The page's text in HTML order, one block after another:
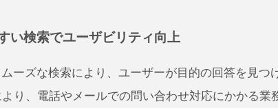
い検索でユーザビリティ向上
ーズな検索により、ユーザーが目的の回答を見つ
より、電話やメールでの問い合わせ対応にかかる業